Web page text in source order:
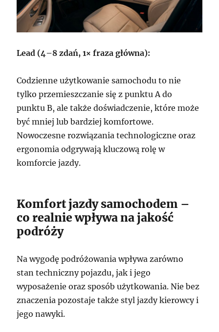
Lead (4–8 zdań, 1× fraza główna):
Codzienne użytkowanie samochodu to nie
tylko przemieszczanie się z punktu A do
punktu B, ale także doświadczenie, które może
być mniej lub bardziej komfortowe.
Nowoczesne rozwiązania technologiczne oraz
ergonomia odgrywają kluczową rolę w
komforcie jazdy.
Komfort jazdy samochodem –
co realnie wpływa na jakość
podróży
Na wygodę podróżowania wpływa zarówno
stan techniczny pojazdu, jak i jego
wyposażenie oraz sposób użytkowania. Nie bez
znaczenia pozostaje także styl jazdy kierowcy i
jego nawyki.